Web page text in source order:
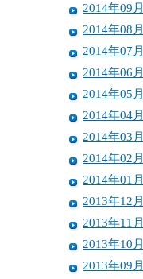
2014年09月
2014年08月
2014年07月
2014年06月
2014年05月
2014年04月
2014年03月
2014年02月
2014年01月
2013年12月
2013年11月
2013年10月
2013年09月